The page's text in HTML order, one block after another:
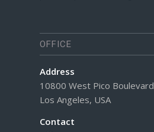
OFFICE
Address
10800 West Pico Boulevard
Los Angeles, USA
Contact